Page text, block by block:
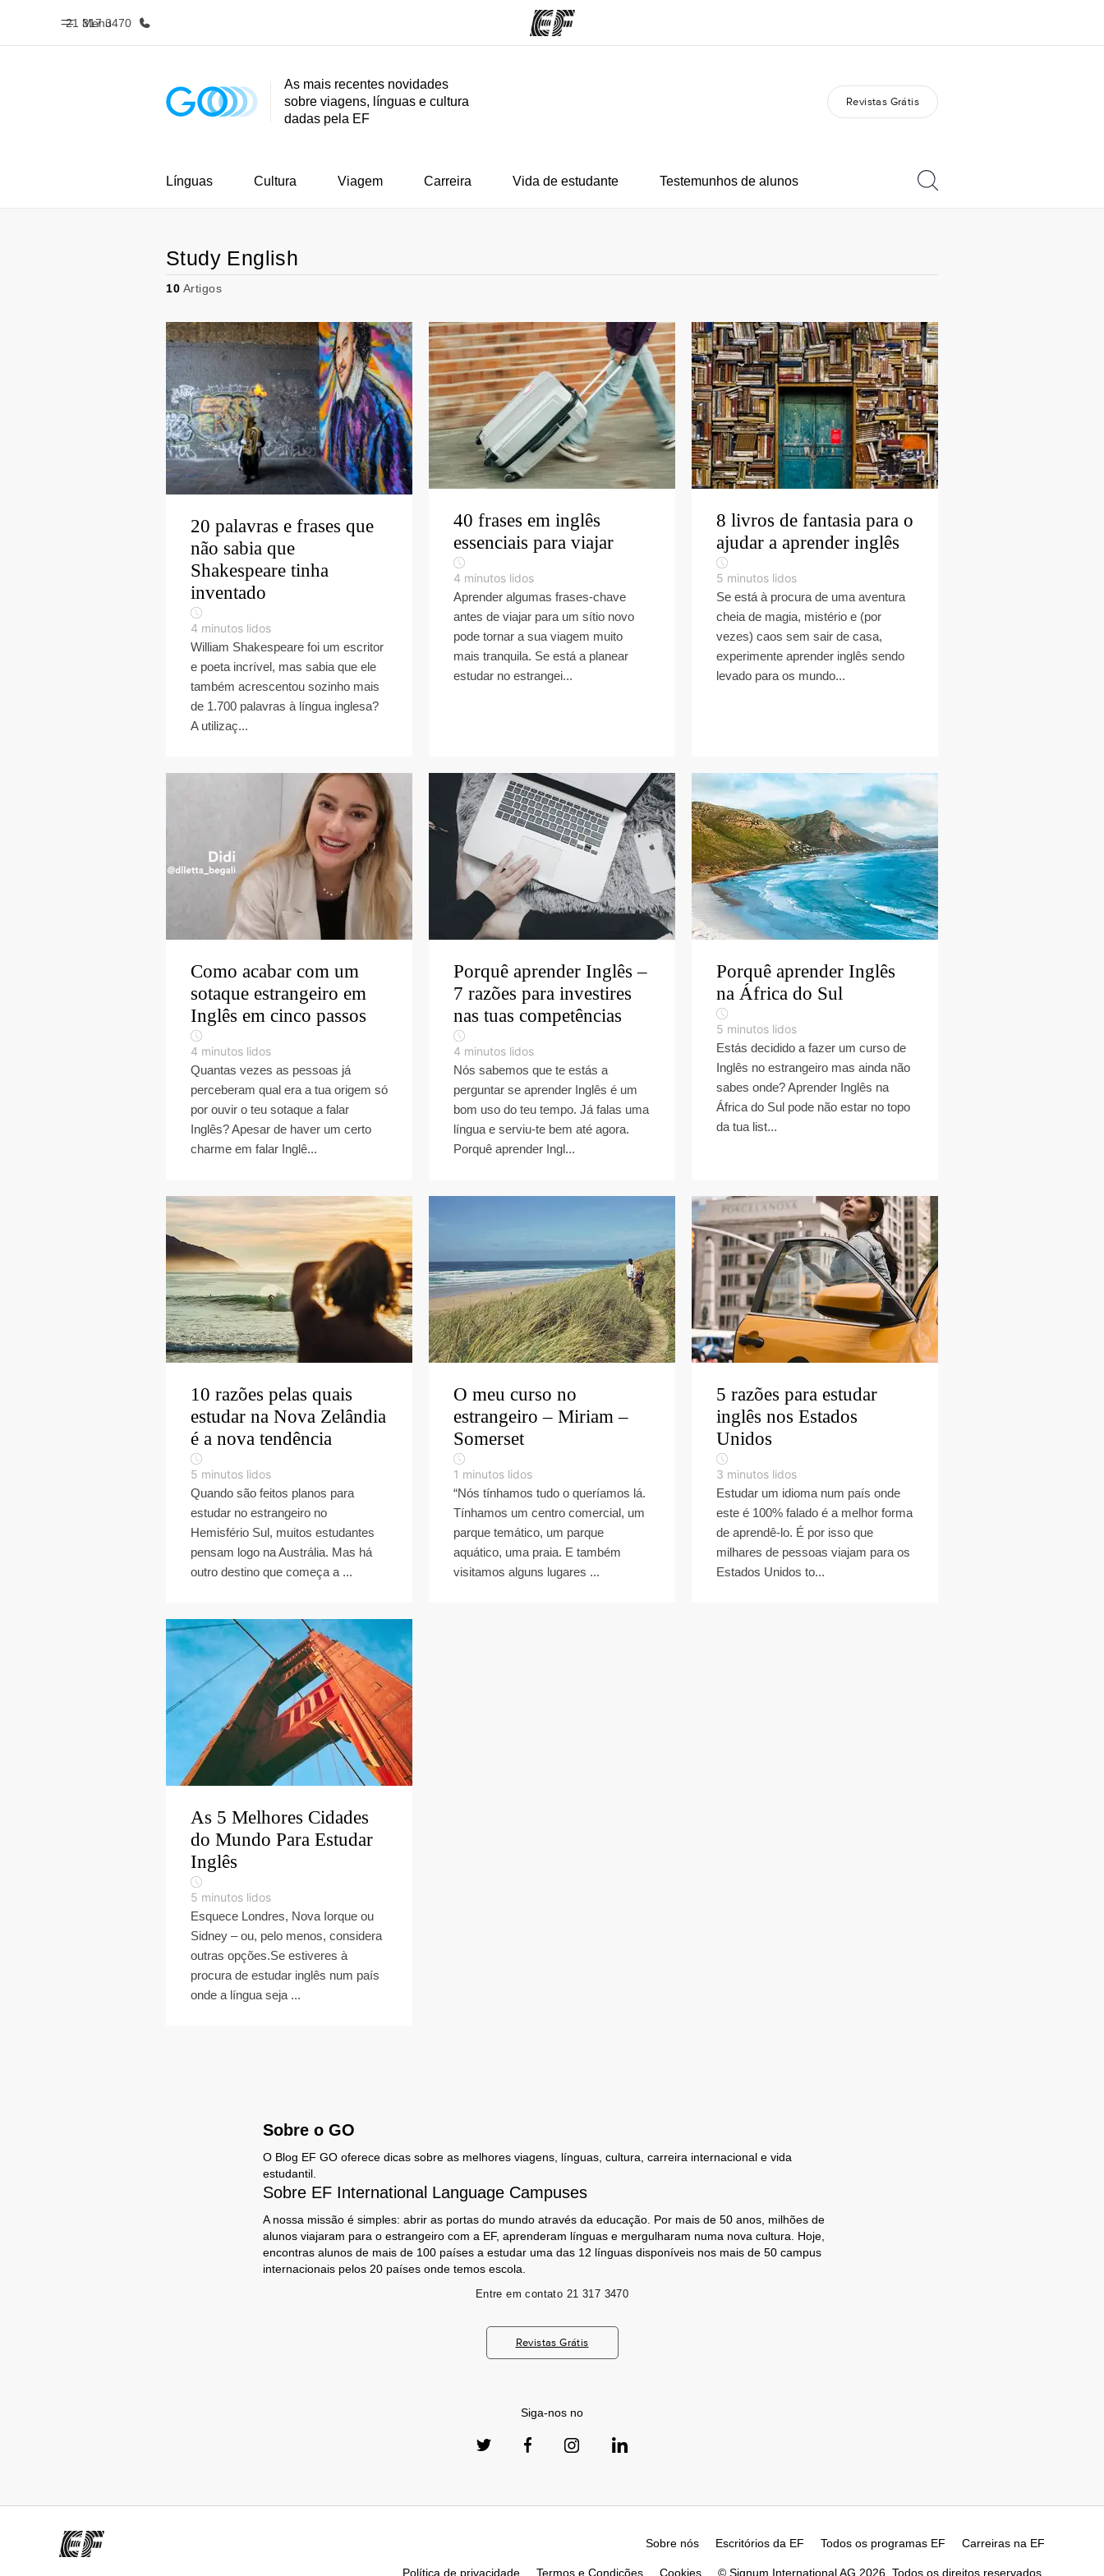
Menu
21 317 3470
Início Programas
Saiba tudo que
Carreiras
As mais recentes novidades
sobre viagens, línguas e cultura
dadas pela EF
Revistas Grátis
Línguas Cultura Viagem Carreira Vida de estudante Testemunhos de alunos
Study English
10 Artigos
20 palavras e frases que
não sabia que
Shakespeare tinha
inventado
4 minutos lidos
William Shakespeare foi um escritor
e poeta incrível, mas sabia que ele
também acrescentou sozinho mais
de 1.700 palavras à língua inglesa?
A utilizaç...
40 frases em inglês
essenciais para viajar
4 minutos lidos
Aprender algumas frases-chave
antes de viajar para um sítio novo
pode tornar a sua viagem muito
mais tranquila. Se está a planear
estudar no estrangei...
8 livros de fantasia para o
ajudar a aprender inglês
5 minutos lidos
Se está à procura de uma aventura
cheia de magia, mistério e (por
vezes) caos sem sair de casa,
experimente aprender inglês sendo
levado para os mundo...
Como acabar com um
sotaque estrangeiro em
Inglês em cinco passos
4 minutos lidos
Quantas vezes as pessoas já
perceberam qual era a tua origem só
por ouvir o teu sotaque a falar
Inglês? Apesar de haver um certo
charme em falar Inglê...
Porquê aprender Inglês –
7 razões para investires
nas tuas competências
4 minutos lidos
Nós sabemos que te estás a
perguntar se aprender Inglês é um
bom uso do teu tempo. Já falas uma
língua e serviu-te bem até agora.
Porquê aprender Ingl...
Porquê aprender Inglês
na África do Sul
5 minutos lidos
Estás decidido a fazer um curso de
Inglês no estrangeiro mas ainda não
sabes onde? Aprender Inglês na
África do Sul pode não estar no topo
da tua list...
10 razões pelas quais
estudar na Nova Zelândia
é a nova tendência
5 minutos lidos
Quando são feitos planos para
estudar no estrangeiro no
Hemisfério Sul, muitos estudantes
pensam logo na Austrália. Mas há
outro destino que começa a ...
O meu curso no
estrangeiro – Miriam –
Somerset
1 minutos lidos
“Nós tínhamos tudo o queríamos lá.
Tínhamos um centro comercial, um
parque temático, um parque
aquático, uma praia. E também
visitamos alguns lugares ...
5 razões para estudar
inglês nos Estados
Unidos
3 minutos lidos
Estudar um idioma num país onde
este é 100% falado é a melhor forma
de aprendê-lo. É por isso que
milhares de pessoas viajam para os
Estados Unidos to...
As 5 Melhores Cidades
do Mundo Para Estudar
Inglês
5 minutos lidos
Esquece Londres, Nova Iorque ou
Sidney – ou, pelo menos, considera
outras opções.Se estiveres à
procura de estudar inglês num país
onde a língua seja ...
Sobre o GO
O Blog EF GO oferece dicas sobre as melhores viagens, línguas, cultura, carreira internacional e vida
estudantil.
Sobre EF International Language Campuses
A nossa missão é simples: abrir as portas do mundo através da educação. Por mais de 50 anos, milhões de
alunos viajaram para o estrangeiro com a EF, aprenderam línguas e mergulharam numa nova cultura. Hoje,
encontras alunos de mais de 100 países a estudar uma das 12 línguas disponíveis nos mais de 50 campus
internacionais pelos 20 países onde temos escola.
Entre em contato 21 317 3470
Revistas Grátis
Siga-nos no
Sobre nós Escritórios da EF Todos os programas EF Carreiras na EF
Política de privacidade Termos e Condições Cookies © Signum International AG 2026. Todos os direitos reservados.